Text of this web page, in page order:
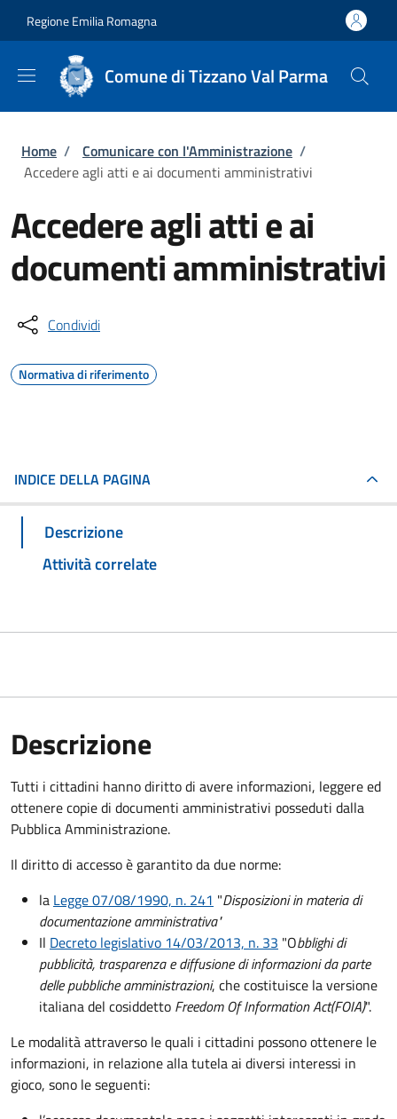
Regione Emilia Romagna
Comune di Tizzano Val Parma
Briciole di pane
Home / Comunicare con l'Amministrazione /
Accedere agli atti e ai documenti amministrativi
Accedere agli atti e ai
documenti amministrativi
Condividi
Normativa di riferimento
INDICE DELLA PAGINA
Descrizione
Attività correlate
Descrizione
Tutti i cittadini hanno diritto di avere informazioni, leggere ed
ottenere copie di documenti amministrativi posseduti dalla
Pubblica Amministrazione.
Il diritto di accesso è garantito da due norme:
la Legge 07/08/1990, n. 241 "Disposizioni in materia di
documentazione amministrativa"
Il Decreto legislativo 14/03/2013, n. 33 "Obblighi di
pubblicità, trasparenza e diffusione di informazioni da parte
delle pubbliche amministrazioni, che costituisce la versione
italiana del cosiddetto Freedom Of Information Act(FOIA)".
Le modalità attraverso le quali i cittadini possono ottenere le
informazioni, in relazione alla tutela ai diversi interessi in
gioco, sono le seguenti: